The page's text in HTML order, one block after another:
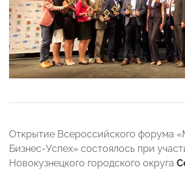
Открытие Всероссийского форума
Бизнес-Успех» состоялось при
Новокузнецкого городского округа